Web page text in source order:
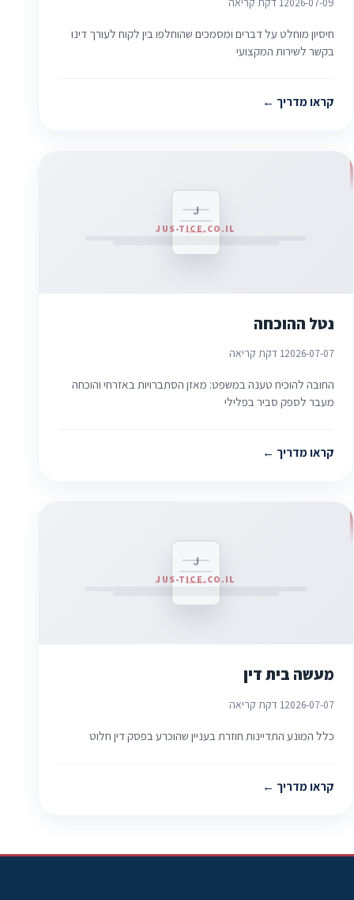
חיסיון מוחלט על דברים ומסמכים שהוחלפו בין לקוח לעורך דינו
בקשר לשירות המקצועי
קראו מדריך
J
JUS-TICE.CO.IL
נטל ההוכחה
2026-07-071 דקת קריאה
החובה להוכיח טענה במשפט: מאזן הסתברויות באזרחי והוכחה
מעבר לספק סביר בפלילי
קראו מדריך
J
JUS-TICE.CO.IL
מעשה בית דין
2026-07-071 דקת קריאה
כלל המונע התדיינות חוזרת בעניין שהוכרע בפסק דין חלוט
קראו מדריך